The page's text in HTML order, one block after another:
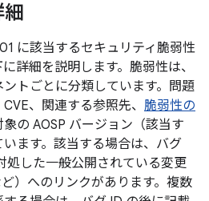
に該当するセキュリティ脆弱性
詳細を説明します。脆弱性は、
トごとに分類しています。問題
、関連する参照先、 脆弱性の
象の AOSP バージョン（該当す
ます。該当する場合は、バグ
処した一般公開されている変更
ど）へのリンクがあります。複数